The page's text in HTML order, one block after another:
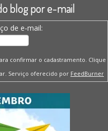
blog por e-mail
de e-mail:
confirmar o cadastramento. Clique
Serviço oferecido por FeedBurner